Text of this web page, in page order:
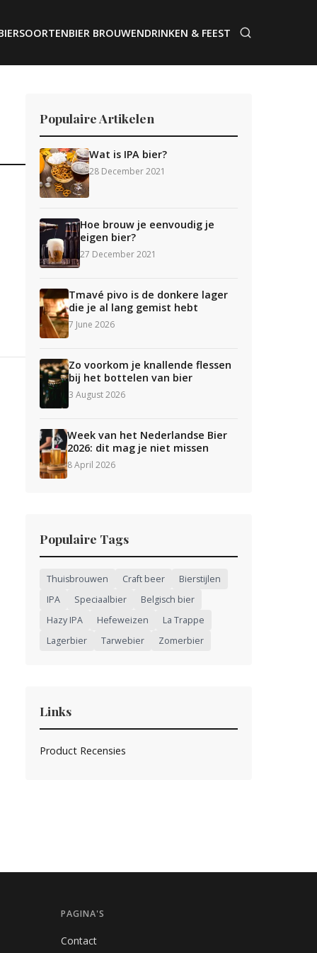
BIER BROUWENDRINKEN & FEEST
Populaire Artikelen
Wat is IPA bier?
28 December 2021
Hoe brouw je eenvoudig je
eigen bier?
27 December 2021
Tmavé pivo is de donkere lager
die je al lang gemist hebt
7 June 2026
Zo voorkom je knallende flessen
bij het bottelen van bier
3 August 2026
Week van het Nederlandse Bier
2026: dit mag je niet missen
8 April 2026
Populaire Tags
Thuisbrouwen Craft beer
Bierstijlen
IPA
Speciaalbier
Belgisch bier
Hazy IPA
Hefeweizen
La Trappe
Lagerbier
Tarwebier Zomerbier
Links
Product Recensies
PAGINA'S
Contact